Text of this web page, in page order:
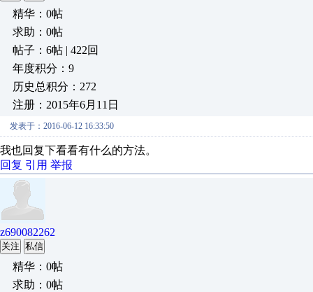
精华：0帖
求助：0帖
帖子：6帖 | 422回
年度积分：9
历史总积分：272
注册：2015年6月11日
发表于：2016-06-12 16:33:50
我也回复下看看有什么的方法。
回复 引用 举报
z690082262
关注 私信
精华：0帖
求助：0帖